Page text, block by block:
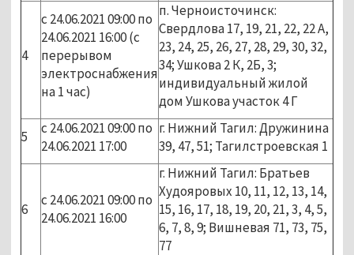
4
с 24.06.2021 09:00 по
24.06.2021 16:00 (с
перерывом
электроснабжения
на 1 час)
п. Черноисточинск:
Свердлова 17, 19, 21, 22, 22 А,
23, 24, 25, 26, 27, 28, 29, 30, 32,
34; Ушкова 2 К, 2Б, 3;
индивидуальный жилой
дом Ушкова участок 4 Г
5
с 24.06.2021 09:00 по
24.06.2021 17:00
г. Нижний Тагил: Дружинина
39, 47, 51; Тагилстроевская 1
6
с 24.06.2021 09:00 по
24.06.2021 16:00
г. Нижний Тагил: Братьев
Худояровых 10, 11, 12, 13, 14,
15, 16, 17, 18, 19, 20, 21, 3, 4, 5,
6, 7, 8, 9; Вишневая 71, 73, 75,
77